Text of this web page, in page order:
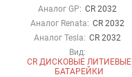
Аналог GP: CR 2032
Аналог Renata: CR 2032
Аналог Tesla: CR 2032
Вид:
CR ДИСКОВЫЕ ЛИТИЕВЫЕ
БАТАРЕЙКИ